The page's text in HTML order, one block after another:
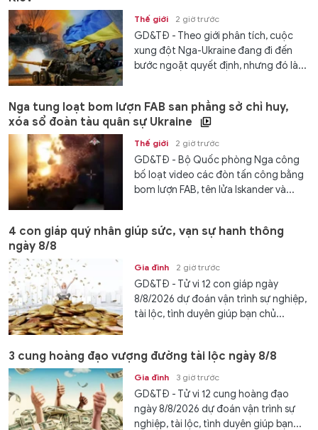
Thế giới 2 giờ trước
GD&TĐ - Theo giới phân tích, cuộc
xung đột Nga-Ukraine đang đi đến
bước ngoặt quyết định, nhưng đó là...
Nga tung loạt bom lượn FAB san phẳng sở chỉ huy,
xóa sổ đoàn tàu quân sự Ukraine
Thế giới 2 giờ trước
GD&TĐ - Bộ Quốc phòng Nga công
bố loạt video các đòn tấn công bằng
bom lượn FAB, tên lửa Iskander và...
4 con giáp quý nhân giúp sức, vạn sự hanh thông
ngày 8/8
Gia đình 2 giờ trước
GD&TĐ - Tử vi 12 con giáp ngày
8/8/2026 dự đoán vận trình sự nghiệp,
tài lộc, tình duyên giúp bạn chủ...
3 cung hoàng đạo vượng đường tài lộc ngày 8/8
Gia đình 3 giờ trước
GD&TĐ - Tử vi 12 cung hoàng đạo
ngày 8/8/2026 dự đoán vận trình sự
nghiệp, tài lộc, tình duyên giúp bạn...